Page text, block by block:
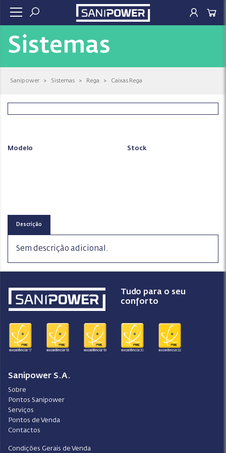
Sistemas
Sanipower > Sistemas > Rega > Caixas Rega
Modelo Stock
Descrição
Sem descrição adicional.
Tudo para o seu
conforto
Sanipower S.A.
Sobre
Pontos Sanipower
Serviços
Pontos de Venda
Contactos
Condições Gerais de Venda